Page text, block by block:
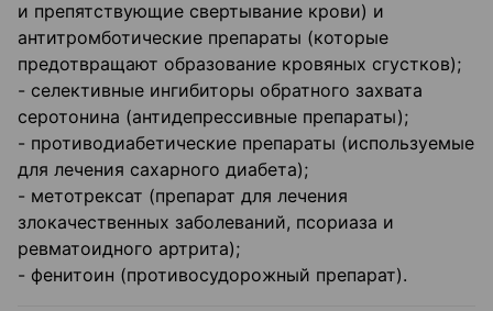
и препятствующие свертывание крови) и
антитромботические препараты (которые
предотвращают образование кровяных сгустков);
- селективные ингибиторы обратного захвата
серотонина (антидепрессивные препараты);
- противодиабетические препараты (используемые
для лечения сахарного диабета);
- метотрексат (препарат для лечения
злокачественных заболеваний, псориаза и
ревматоидного артрита);
- фенитоин (противосудорожный препарат).